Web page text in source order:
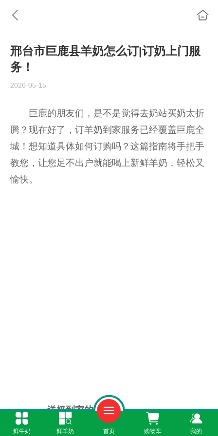
邢台市巨鹿县羊奶怎么订|订奶上门服
务！
2026-05-15
巨鹿的朋友们，是不是觉得去奶站买奶太折
腾？现在好了，订羊奶到家服务已经覆盖巨鹿全
城！想知道具体如何订购吗？这篇指南将手把手
教您，让您足不出户就能喝上新鲜羊奶，轻松又
愉快。
一、送奶到家的承诺
鲜牛奶 鲜羊奶 首页 购物车 我的